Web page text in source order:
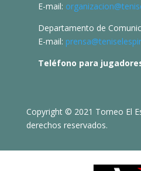
E-mail:
Departamento de
E-mail:
Teléfono para
Copyright © 2021 Torneo El
derechos reservados.